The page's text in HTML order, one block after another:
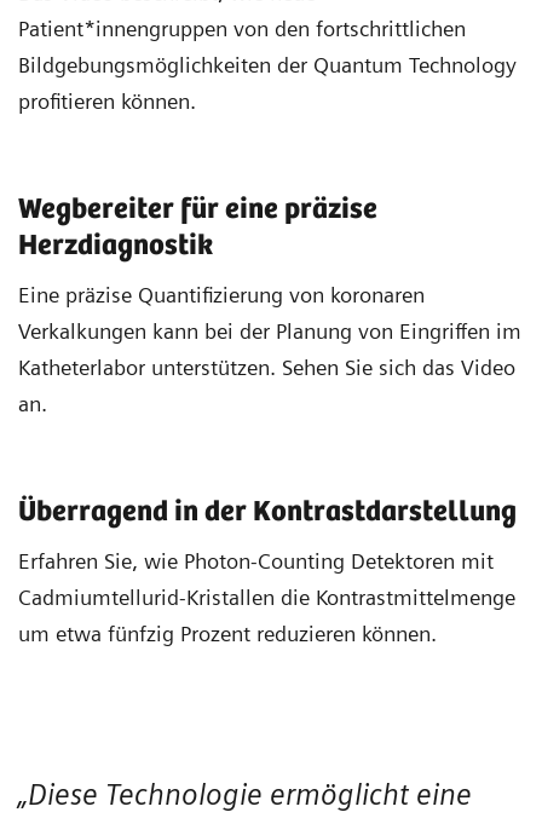
Patient*innengruppen von den fortschrittlichen
Bildgebungsmöglichkeiten der Quantum Technology
profitieren können.
Wegbereiter für eine präzise
Herzdiagnostik
Eine präzise Quantifizierung von koronaren
Verkalkungen kann bei der Planung von Eingriffen im
Katheterlabor unterstützen. Sehen Sie sich das Video
an.
Überragend in der Kontrastdarstellung
Erfahren Sie, wie Photon-Counting Detektoren mit
Cadmiumtellurid-Kristallen die Kontrastmittelmenge
um etwa fünfzig Prozent reduzieren können.
„Diese Technologie ermöglicht eine